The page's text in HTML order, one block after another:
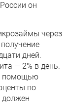
он
через
дней.
— 2% в день.
помощью
по
должен